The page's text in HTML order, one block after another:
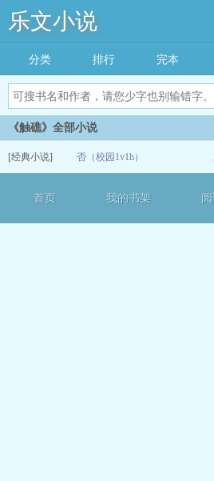
乐文小说
分类 排行 完本
《触礁》全部小说
[经典小说] 否（校园1v1h）
首页 我的书架